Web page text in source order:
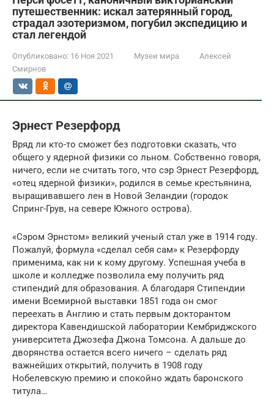
путешественник: искал затерянный город,
страдал эзотеризмом, погубил экспедицию и
стал легендой
Опубликовано: 16 Ноя 2021 Музеи мира
Алексей
Смирнов
Эрнест Резерфорд
Вряд ли кто-то сможет без подготовки сказать, что
общего у ядерной физики со льном. Собственно говоря,
ничего, если не считать того, что сэр Эрнест Резерфорд,
«отец ядерной физики», родился в семье крестьянина,
выращивавшего лен в Новой Зеландии (городок
Спринг-Грув, на севере Южного острова).
«Сэром Эрнстом» великий ученый стал уже в 1914 году.
Пожалуй, формула «сделал себя сам» к Резерфорду
применима, как ни к кому другому. Успешная учеба в
школе и колледже позволила ему получить ряд
стипендий для образования. А благодаря Стипендии
имени Всемирной выставки 1851 года он смог
переехать в Англию и стать первым докторантом
директора Кавендишской лаборатории Кембриджского
университета Джозефа Джона Томсона. А дальше до
дворянства остается всего ничего – сделать ряд
важнейших открытий, получить в 1908 году
Нобелевскую премию и спокойно ждать баронского
титула…